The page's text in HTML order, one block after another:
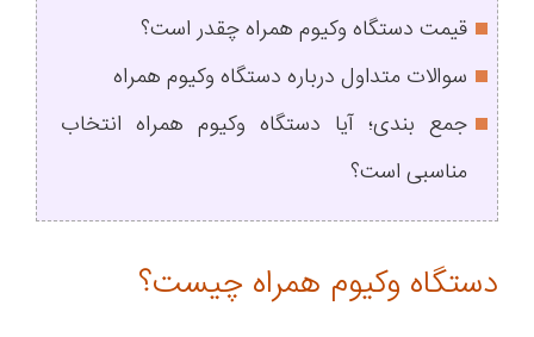
قیمت دستگاه وکیوم همراه چقدر است؟
سوالات متداول درباره دستگاه وکیوم همراه
جمع‌ بندی؛ آیا دستگاه وکیوم همراه انتخاب
مناسبی است؟
دستگاه وکیوم همراه چیست؟